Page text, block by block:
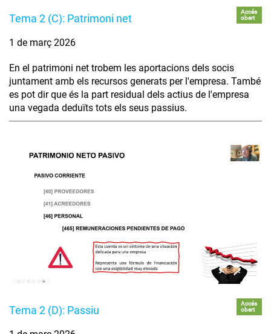
Tema 2 (C): Patrimoni net
Accés
obert
1 de març 2026
En el patrimoni net trobem les aportacions dels socis
juntament amb els recursos generats per l'empresa. També
es pot dir que és la part residual dels actius de l'empresa
una vegada deduïts tots els seus passius.
Tema 2 (D): Passiu
Accés
obert